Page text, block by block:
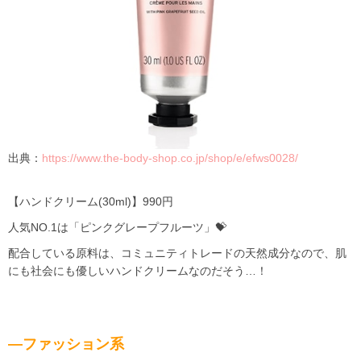
出典： https://www.the-body-shop.co.jp/shop/e/efws0028/
【ハンドクリーム(30ml)】990円
人気NO.1は「ピンクグレープフルーツ」💝
配合している原料は、コミュニティトレードの天然成分なので、肌
にも社会にも優しいハンドクリームなのだそう…！
―ファッション系